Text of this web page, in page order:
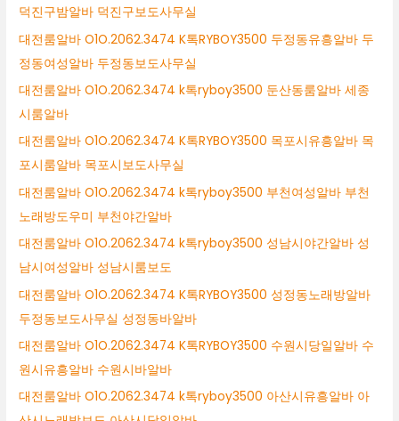
덕진구밤알바 덕진구보도사무실
대전룸알바 O1O.2062.3474 K톡RYBOY3500 두정동유흥알바 두
정동여성알바 두정동보도사무실
대전룸알바 O1O.2062.3474 k톡ryboy3500 둔산동룸알바 세종
시룸알바
대전룸알바 O1O.2062.3474 K톡RYBOY3500 목포시유흥알바 목
포시룸알바 목포시보도사무실
대전룸알바 O1O.2062.3474 k톡ryboy3500 부천여성알바 부천
노래방도우미 부천야간알바
대전룸알바 O1O.2062.3474 k톡ryboy3500 성남시야간알바 성
남시여성알바 성남시룸보도
대전룸알바 O1O.2062.3474 K톡RYBOY3500 성정동노래방알바
두정동보도사무실 성정동바알바
대전룸알바 O1O.2062.3474 K톡RYBOY3500 수원시당일알바 수
원시유흥알바 수원시바알바
대전룸알바 O1O.2062.3474 k톡ryboy3500 아산시유흥알바 아